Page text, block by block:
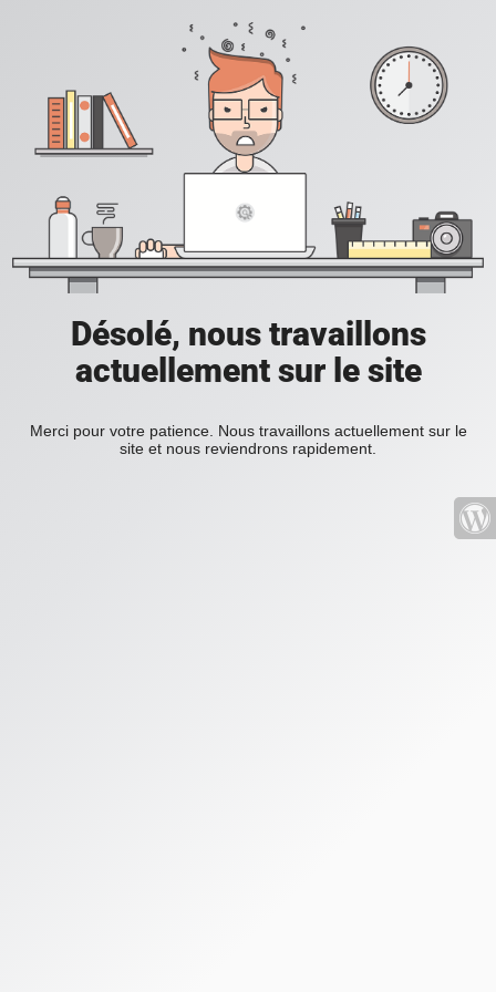
Désolé, nous travaillons
actuellement sur le site
Merci pour votre patience. Nous travaillons actuellement sur le
site et nous reviendrons rapidement.